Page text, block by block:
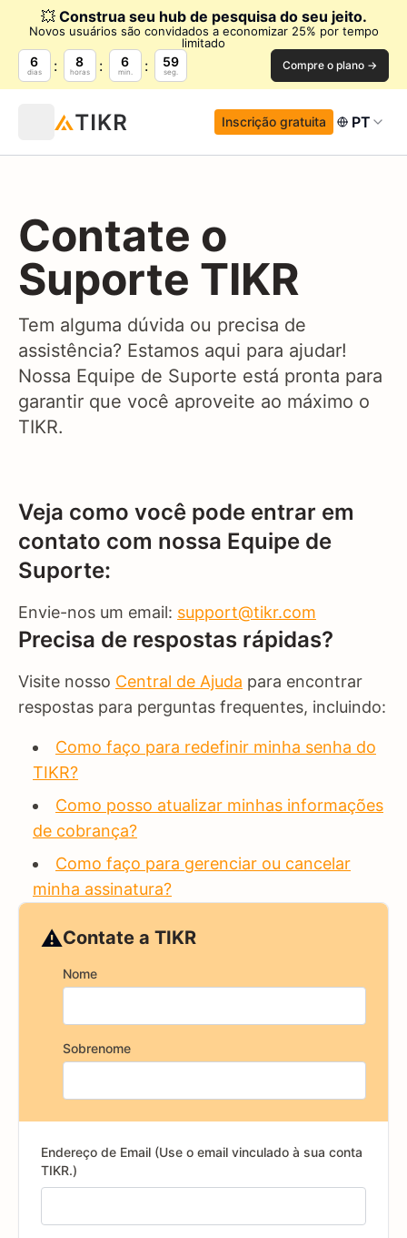
💥 Construa seu hub de pesquisa do seu jeito.
Novos usuários são convidados a economizar 25% por tempo
limitado
6
dias
8
horas
6
min.
59
seg. Compre o plano →
Inscrição gratuita PT
Contate o
Suporte TIKR
Tem alguma dúvida ou precisa de
assistência? Estamos aqui para ajudar!
Nossa Equipe de Suporte está pronta para
garantir que você aproveite ao máximo o
TIKR.
Veja como você pode entrar em
contato com nossa Equipe de
Suporte:
Envie-nos um email: support@tikr.com
Precisa de respostas rápidas?
Visite nosso Central de Ajuda para encontrar
respostas para perguntas frequentes, incluindo:
Como faço para redefinir minha senha do
TIKR?
Como posso atualizar minhas informações
de cobrança?
Como faço para gerenciar ou cancelar
minha assinatura?
⚠️Contate a TIKR
Nome
Sobrenome
Endereço de Email (Use o email vinculado à sua conta
TIKR.)